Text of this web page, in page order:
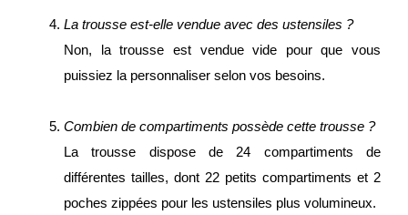
La trousse est-elle vendue avec des ustensiles ?
Non, la trousse est vendue vide pour que vous
puissiez la personnaliser selon vos besoins.
Combien de compartiments possède cette trousse ?
La trousse dispose de 24 compartiments de
différentes tailles, dont 22 petits compartiments et 2
poches zippées pour les ustensiles plus volumineux.